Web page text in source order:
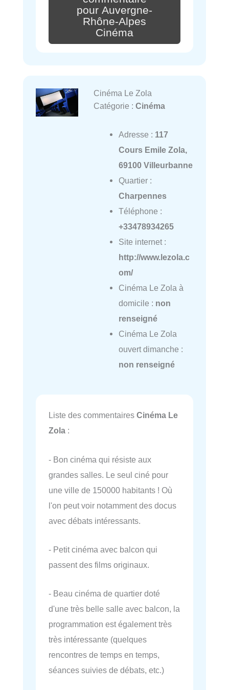
pour Auvergne-
Rhône-Alpes
Cinéma
Cinéma Le Zola
Catégorie : Cinéma
Adresse : 117
Cours Emile Zola,
69100 Villeurbanne
Quartier :
Charpennes
Téléphone :
+33478934265
Site internet :
http://www.lezola.c
om/
Cinéma Le Zola à
domicile : non
renseigné
Cinéma Le Zola
ouvert dimanche :
non renseigné
Liste des commentaires Cinéma Le
Zola :
- Bon cinéma qui résiste aux
grandes salles. Le seul ciné pour
une ville de 150000 habitants ! Où
l'on peut voir notamment des docus
avec débats intéressants.
- Petit cinéma avec balcon qui
passent des films originaux.
- Beau cinéma de quartier doté
d'une très belle salle avec balcon, la
programmation est également très
très intéressante (quelques
rencontres de temps en temps,
séances suivies de débats, etc.)